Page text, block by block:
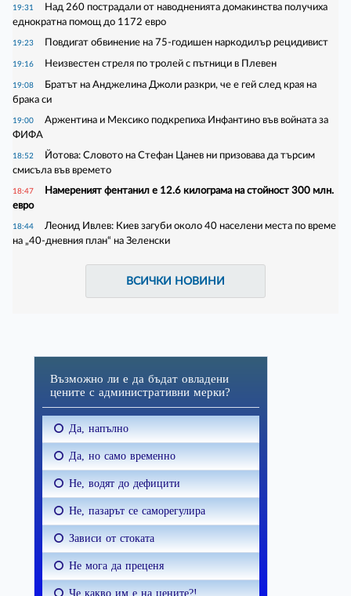
19:31
Над 260 пострадали от наводненията домакинства получиха
еднократна помощ до 1172 евро
19:23 Повдигат обвинение на 75-годишен наркодилър рецидивист
19:16 Неизвестен стреля по тролей с пътници в Плевен
19:08
Братът на Анджелина Джоли разкри, че е гей след края на
брака си
19:00
Аржентина и Мексико подкрепиха Инфантино във войната за
ФИФА
18:52
Йотова: Словото на Стефан Цанев ни призовава да търсим
смисъла във времето
18:47
Намереният фентанил е 12.6 килограма на стойност 300 млн.
евро
18:44
Леонид Ивлев: Киев загуби около 40 населени места по време
на „40-дневния план“ на Зеленски
ВСИЧКИ НОВИНИ